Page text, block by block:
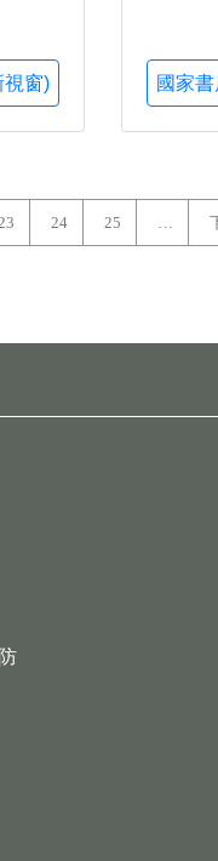
視窗) 國家
23 24 25